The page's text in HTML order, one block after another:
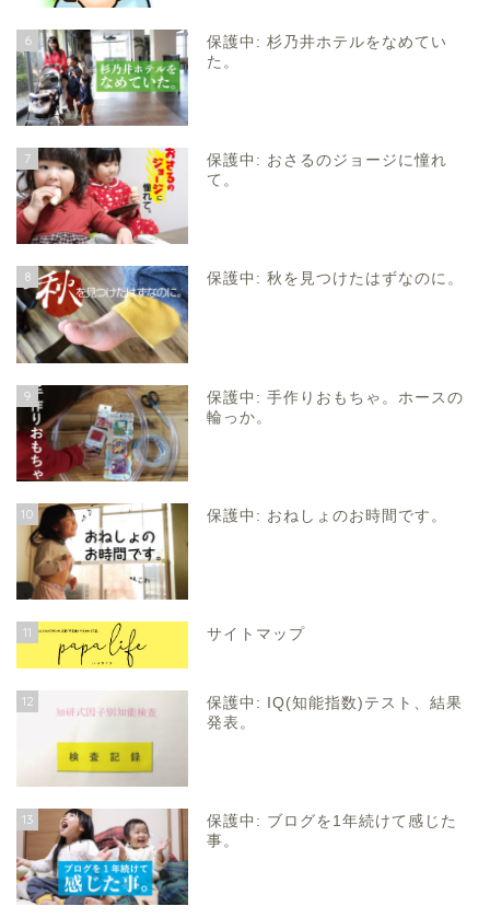
6
保護中: 杉乃井ホテルをなめてい
た。
7
保護中: おさるのジョージに憧れ
て。
8 保護中: 秋を見つけたはずなのに。
9
保護中: 手作りおもちゃ。ホースの
輪っか。
10 保護中: おねしょのお時間です。
11 サイトマップ
12
保護中: IQ(知能指数)テスト、結果
発表。
13
保護中: ブログを1年続けて感じた
事。